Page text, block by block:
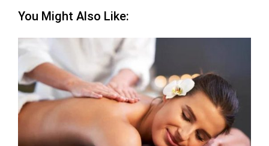
You Might Also Like: